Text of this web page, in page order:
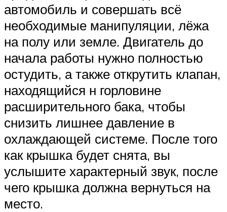
автомобиль и совершать всё
необходимые манипуляции, лёжа
на полу или земле. Двигатель до
начала работы нужно полностью
остудить, а также открутить клапан,
находящийся н горловине
расширительного бака, чтобы
снизить лишнее давление в
охлаждающей системе. После того
как крышка будет снята, вы
услышите характерный звук, после
чего крышка должна вернуться на
место.